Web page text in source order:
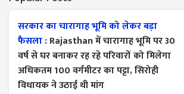
सरकार का चारागाह भूमि को लेकर बड़ा
फैसला :Rajasthan में चारागाह भूमि पर 30
वर्ष से घर बनाकर रह रहे परिवारों को मिलेगा
अधिकतम 100 वर्गमीटर का पट्टा, सिरोही
विधायक ने उठाई थी मांग